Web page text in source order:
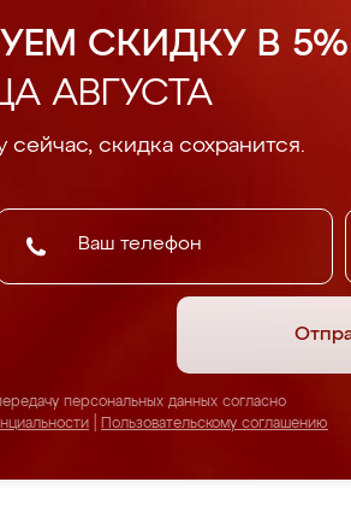
СКИДКУ В 5%
АВГУСТА
сейчас, скидка сохранится.
персональных данных согласно
Пользовательскому соглашению